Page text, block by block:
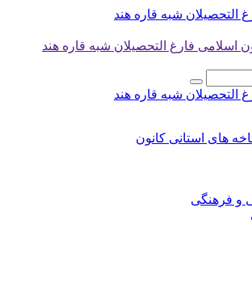
اسلامی فارغ التحصیلان شبه قاره هند
های استانی کانون
و فرهنگی